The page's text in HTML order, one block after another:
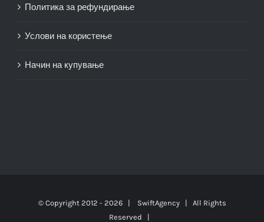
Политика за рефундирање
Услови на користење
Начин на купување
© Copyright 2012 - 2026 | SwiftAgency| All Rights
Reserved |